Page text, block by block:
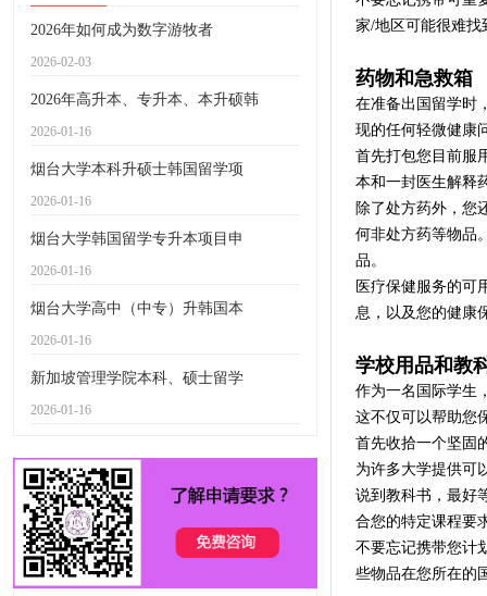
2026年如何成为数字游牧者
2026-02-03
2026年高升本、专升本、本升硕韩
2026-01-16
烟台大学本科升硕士韩国留学项
2026-01-16
烟台大学韩国留学专升本项目申
2026-01-16
烟台大学高中（中专）升韩国本
2026-01-16
新加坡管理学院本科、硕士留学
2026-01-16
家/地区可能很难找
药物和急救箱
在准备出国留学时
现的任何轻微健康
首先打包您目前服
本和一封医生解释
除了处方药外，您
何非处方药等物品
品。
医疗保健服务的可
息，以及您的健康
学校用品和教
作为一名国际学生
这不仅可以帮助您
首先收拾一个坚固
为许多大学提供可
说到教科书，最好
合您的特定课程要
不要忘记携带您计
些物品在您所在的